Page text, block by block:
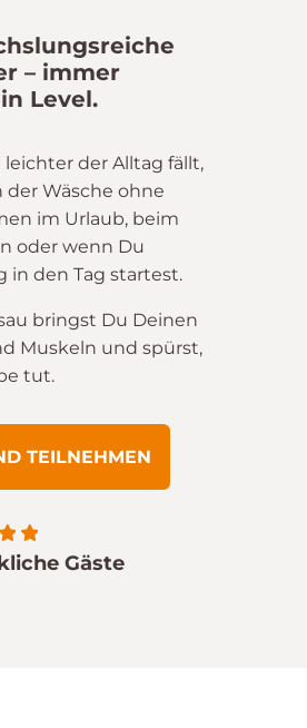
– immer
Level.
der Alltag fällt,
Wäsche ohne
im Urlaub, beim
oder wenn Du
in den Tag startest.
bringst Du Deinen
Muskeln und spürst,
tut.
TEILNEHMEN
Gäste